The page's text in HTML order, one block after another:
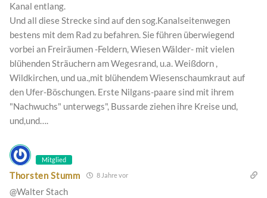
Kanal entlang.
Und all diese Strecke sind auf den sog.Kanalseitenwegen
bestens mit dem Rad zu befahren. Sie führen überwiegend
vorbei an Freiräumen -Feldern, Wiesen Wälder- mit vielen
blühenden Sträuchern am Wegesrand, u.a. Weißdorn ,
Wildkirchen, und ua.,mit blühendem Wiesenschaumkraut auf
den Ufer-Böschungen. Erste Nilgans-paare sind mit ihrem
"Nachwuchs" unterwegs", Bussarde ziehen ihre Kreise und,
und,und….
Mitglied
Thorsten Stumm 8 Jahre vor
@Walter Stach